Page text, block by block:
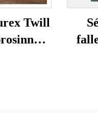
Twill